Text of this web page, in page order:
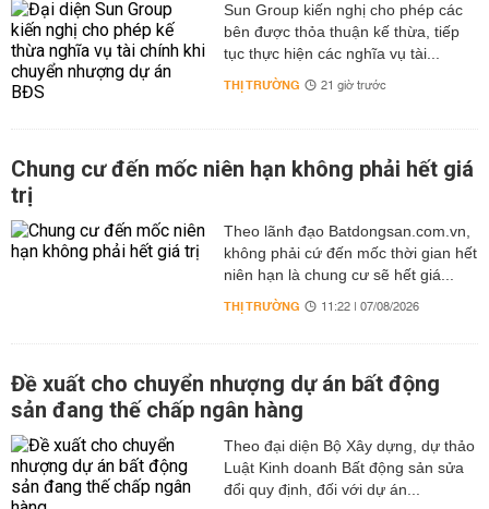
Sun Group kiến nghị cho phép các
bên được thỏa thuận kế thừa, tiếp
tục thực hiện các nghĩa vụ tài...
THỊ TRƯỜNG 21 giờ trước
Chung cư đến mốc niên hạn không phải hết giá
trị
Theo lãnh đạo Batdongsan.com.vn,
không phải cứ đến mốc thời gian hết
niên hạn là chung cư sẽ hết giá...
THỊ TRƯỜNG 11:22 | 07/08/2026
Đề xuất cho chuyển nhượng dự án bất động
sản đang thế chấp ngân hàng
Theo đại diện Bộ Xây dựng, dự thảo
Luật Kinh doanh Bất động sản sửa
đổi quy định, đối với dự án...